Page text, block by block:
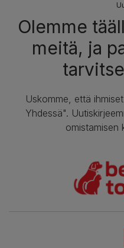
Olemme
meitä, ja
Uskomme, että
Yhdessä".
omistamisen